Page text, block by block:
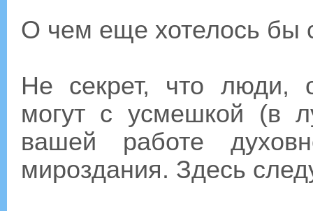
О чем еще хотелось бы
Не секрет, что люди,
могут с усмешкой (в
вашей работе
мироздания. Здесь